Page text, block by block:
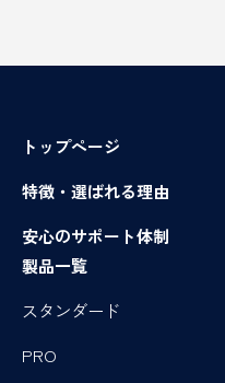
トップページ
特徴・選ばれる理由
安心のサポート体制
製品一覧
スタンダード
PRO